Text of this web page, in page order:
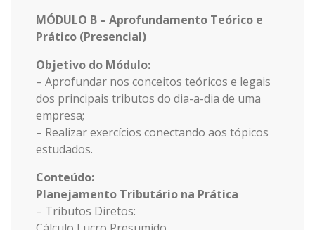
MÓDULO B – Aprofundamento Teórico e
Prático (Presencial)
Objetivo do Módulo:
– Aprofundar nos conceitos teóricos e legais
dos principais tributos do dia-a-dia de uma
empresa;
– Realizar exercícios conectando aos tópicos
estudados.
Conteúdo:
Planejamento Tributário na Prática
– Tributos Diretos: